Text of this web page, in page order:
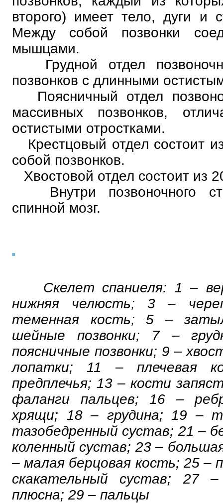
второго) имеет тело, дуги и
Между собой позвонки
мышцами.
Грудной отдел
позвонков с длинными
Поясничный отдел
массивных позвонков,
остистыми отростками.
Крестцовый отдел состоит
собой позвонков.
Хвостовой отдел состоит из
Внутри позвоночного
спинной мозг.
Скелет спаниеля: 1 –
нижняя челюсть; 3 –
теменная кость; 5 –
шейные позвонки; 7 –
поясничные позвонки; 9 –
лопатки; 11 – плечевая
предплечья; 13 – кости
фаланги пальцев; 16 –
хрящи; 18 – грудина; 19 –
тазобедренный сустав; 21 –
коленный сустав; 23 –
– малая берцовая кость; 25 –
скакательный сустав; 27
плюсна; 29 – пальцы